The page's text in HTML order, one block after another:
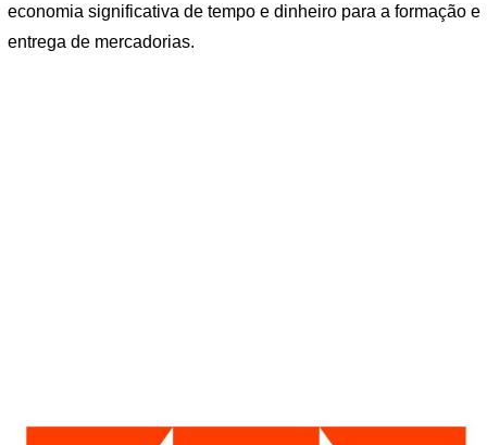
economia significativa de tempo e dinheiro para a formação e
entrega de mercadorias.